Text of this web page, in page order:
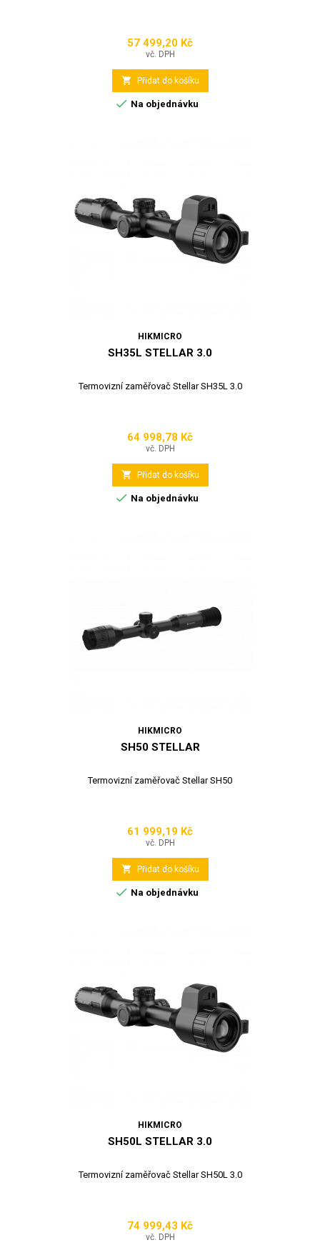
Cena
57 499,20 Kč
vč. DPH
 Přidat do košíku
 Na objednávku
HIKMICRO
SH35L STELLAR 3.0
Termovizní zaměřovač Stellar SH35L 3.0
Cena
64 998,78 Kč
vč. DPH
 Přidat do košíku
 Na objednávku
HIKMICRO
SH50 STELLAR
Termovizní zaměřovač Stellar SH50
Cena
61 999,19 Kč
vč. DPH
 Přidat do košíku
 Na objednávku
HIKMICRO
SH50L STELLAR 3.0
Termovizní zaměřovač Stellar SH50L 3.0
Cena
74 999,43 Kč
vč. DPH